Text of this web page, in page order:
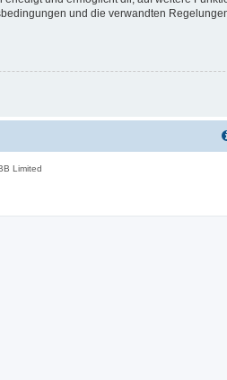
und die verwandten
Limited